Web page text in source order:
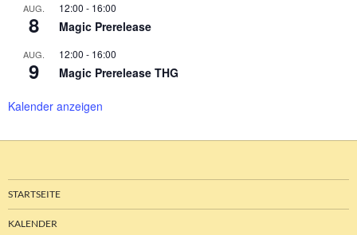
AUG.
8
12:00 - 16:00
Magic Prerelease
AUG.
9
12:00 - 16:00
Magic Prerelease THG
Kalender anzeigen
STARTSEITE
KALENDER